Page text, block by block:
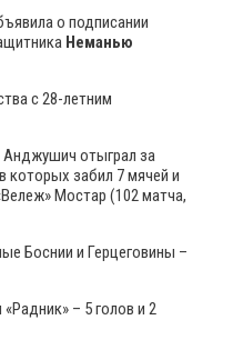
о подписании
Неманью
с 28-летним
отыграл за
которых забил 7 мячей и
Мостар (102 матча,
Боснии и Герцеговины –
– 5 голов и 2